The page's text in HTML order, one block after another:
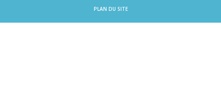
PLAN DU SITE